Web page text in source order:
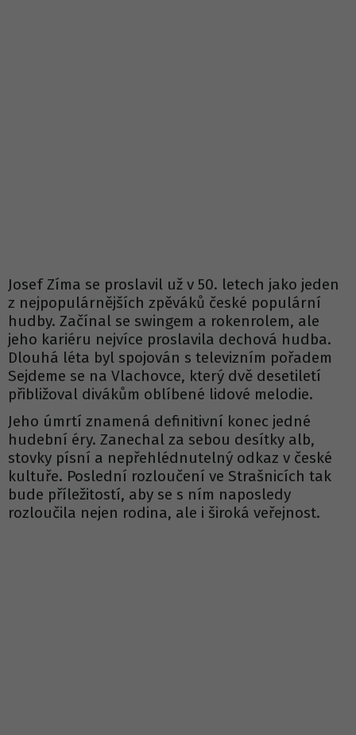
Josef Zíma se proslavil už v 50. letech jako jeden
z nejpopulárnějších zpěváků české populární
hudby. Začínal se swingem a rokenrolem, ale
jeho kariéru nejvíce proslavila dechová hudba.
Dlouhá léta byl spojován s televizním pořadem
Sejdeme se na Vlachovce, který dvě desetiletí
přibližoval divákům oblíbené lidové melodie.
Jeho úmrtí znamená definitivní konec jedné
hudební éry. Zanechal za sebou desítky alb,
stovky písní a nepřehlédnutelný odkaz v české
kultuře. Poslední rozloučení ve Strašnicích tak
bude příležitostí, aby se s ním naposledy
rozloučila nejen rodina, ale i široká veřejnost.